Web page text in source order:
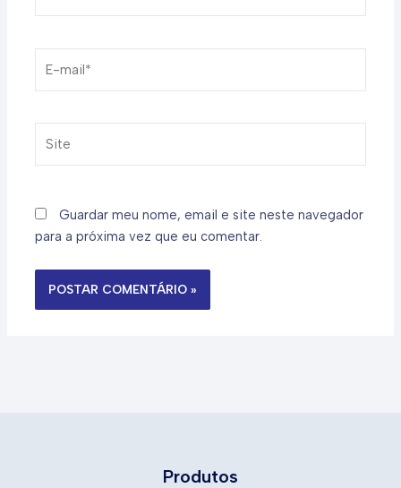
mail*
Guardar meu nome, email e site neste navegador
para a próxima vez que eu comentar.
Produtos